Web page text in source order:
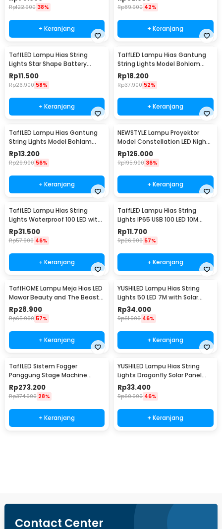
Rp122.900 38%
+ Keranjang
Rp89.900 42%
+ Keranjang
TaffLED Lampu Hias String
Lights Star Shape Battery
Power 20 LED 3M - 2G11
Rp11.500
Rp26.900 58%
+ Keranjang
TaffLED Lampu Hias Gantung
String Lights Model Bohlam
Mini Waterproof 6M - ZYD0931
Rp18.200
Rp37.900 52%
+ Keranjang
TaffLED Lampu Hias Gantung
String Lights Model Bohlam
Mini Waterproof 3M - ZYD0931
Rp13.200
Rp29.900 56%
+ Keranjang
NEWSTYLE Lampu Proyektor
Model Constellation LED Night
Light 3W 5V - NL-USB
Rp126.000
Rp195.900 36%
+ Keranjang
TaffLED Lampu Hias String
Lights Waterproof 100 LED with
Solar Panel - M071
Rp31.500
Rp57.900 46%
+ Keranjang
TaffLED Lampu Hias String
Lights IP65 USB 100 LED 10M
Warm White - TDC-01
Rp11.700
Rp26.900 57%
+ Keranjang
TaffHOME Lampu Meja Hias LED
Mawar Beauty and The Beast
Warm White - AC01
Rp28.900
Rp65.900 57%
+ Keranjang
YUSHILED Lampu Hias String
Lights 50 LED 7M with Solar
Panel - M072
Rp34.000
Rp61.900 46%
+ Keranjang
TaffLED Sistem Fogger
Panggung Stage Machine
Ejector with RGB LED - KY-
LED500
Rp273.200
Rp374.900 28%
+ Keranjang
YUSHILED Lampu Hias String
Lights Dragonfly Solar Panel
IP65 8 Modes 20 LED - M088
Rp33.400
Rp60.900 46%
+ Keranjang
Contact Center